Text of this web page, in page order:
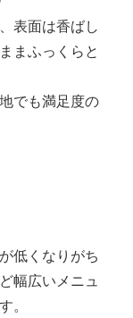
表面は香ばし
まふっくらと
でも満足度の
低くなりがち
幅広いメニュ
。